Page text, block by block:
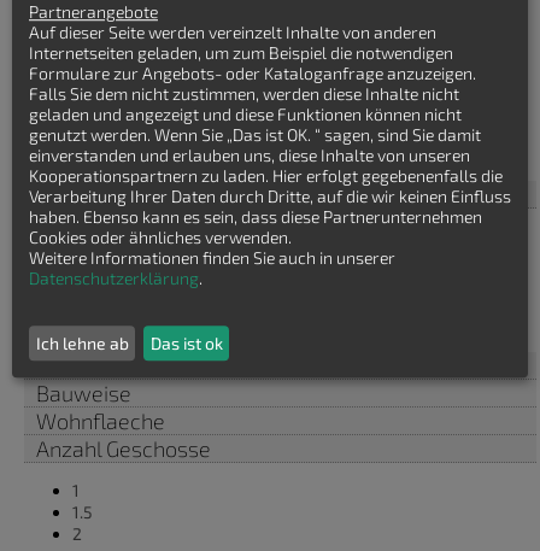
Häuser finden
Einfamilienhaus Fachwerkhaus
Haustyp
Bauhaus
Bungalow
Einfamilienhaus
Winkelbungalow
Baustil
Bauweise
Wohnflaeche
Anzahl Geschosse
1
1.5
2
Partnerangebote
Auf dieser Seite werden vereinzelt Inhalte von anderen
Internetseiten geladen, um zum Beispiel die notwendigen
Formulare zur Angebots- oder Kataloganfrage anzuzeigen.
Falls Sie dem nicht zustimmen, werden diese Inhalte nicht
geladen und angezeigt und diese Funktionen können nicht
genutzt werden. Wenn Sie „Das ist OK. “ sagen, sind Sie damit
einverstanden und erlauben uns, diese Inhalte von unseren
Kooperationspartnern zu laden. Hier erfolgt gegebenenfalls die
Verarbeitung Ihrer Daten durch Dritte, auf die wir keinen Einfluss
haben. Ebenso kann es sein, dass diese Partnerunternehmen
Cookies oder ähnliches verwenden.
Weitere Informationen finden Sie auch in unserer
Datenschutzerklärung.
Ich lehne ab Das ist ok